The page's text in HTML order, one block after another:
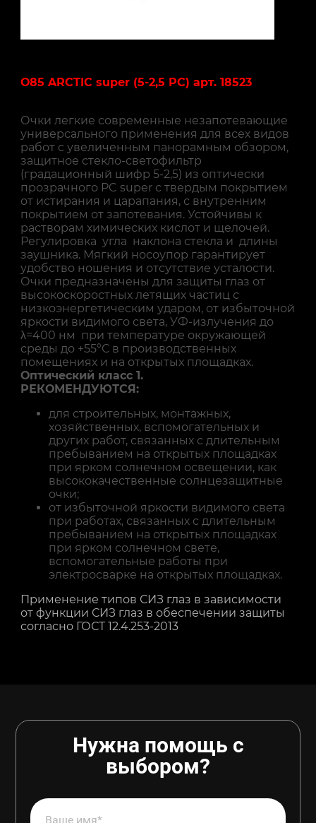
О85 ARCTIC super (5-2,5 PC) арт. 18523
Очки легкие современные незапотевающие
универсального применения для всех видов
работ с увеличенным панорамным обзором,
защитное стекло-светофильтр
(градационный шифр 5-2,5) из оптически
прозрачного PC super с твердым покрытием
от истирания и царапания, с внутренним
покрытием от запотевания. Устойчивы к
растворам химических кислот и щелочей.
Регулировка угла наклона стекла и длины
заушника. Мягкий носоупор гарантирует
удобство ношения и отсутствие усталости.
Очки предназначены для защиты глаз от
высокоскоростных летящих частиц с
низкоэнергетическим ударом, от избыточной
яркости видимого света, УФ-излучения до
λ=400 нм при температуре окружающей
среды до +55°С в производственных
помещениях и на открытых площадках.
Оптический класс 1.
РЕКОМЕНДУЮТСЯ:
для строительных, монтажных,
хозяйственных, вспомогательных и
других работ, связанных с длительным
пребыванием на открытых площадках
при ярком солнечном освещении, как
высококачественные солнцезащитные
очки;
от избыточной яркости видимого света
при работах, связанных с длительным
пребыванием на открытых площадках
при ярком солнечном свете,
вспомогательные работы при
электросварке на открытых площадках.
Применение типов СИЗ глаз в зависимости
от функции СИЗ глаз в обеспечении защиты
согласно ГОСТ 12.4.253-2013
Нужна помощь с
выбором?